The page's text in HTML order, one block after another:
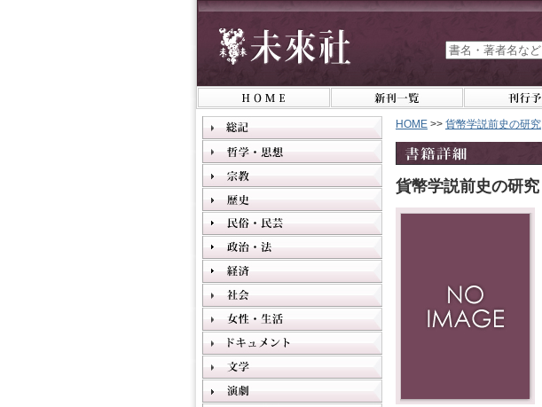
HOME >> 貨幣学説前史の研究
貨幣学説前史の研究